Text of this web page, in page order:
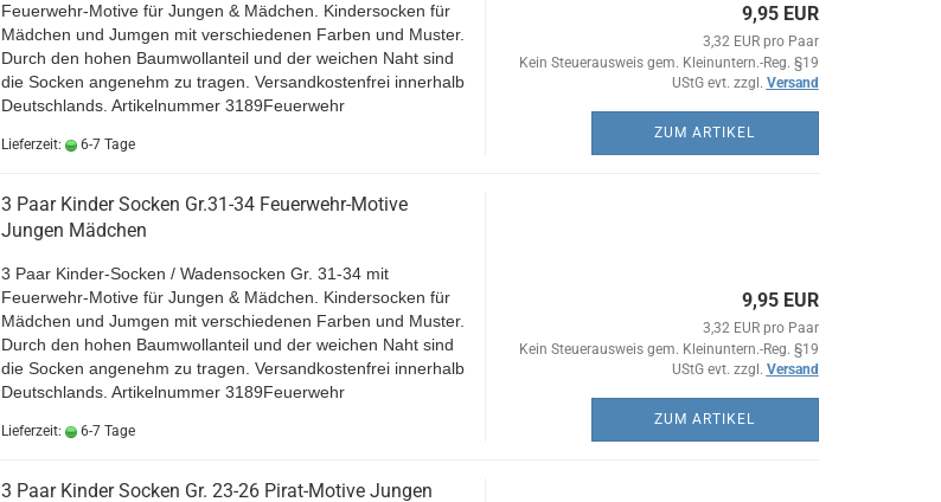
Feuerwehr-Motive für Jungen & Mädchen. Kindersocken für
Mädchen und Jumgen mit verschiedenen Farben und Muster.
Durch den hohen Baumwollanteil und der weichen Naht sind
die Socken angenehm zu tragen. Versandkostenfrei innerhalb
Deutschlands. Artikelnummer 3189Feuerwehr
Lieferzeit: 6-7 Tage
9,95 EUR
3,32 EUR pro Paar
Kein Steuerausweis gem. Kleinuntern.-Reg. §19
UStG evt. zzgl. Versand
ZUM ARTIKEL
3 Paar Kinder Socken Gr.31-34 Feuerwehr-Motive
Jungen Mädchen
3 Paar Kinder-Socken / Wadensocken Gr. 31-34 mit
Feuerwehr-Motive für Jungen & Mädchen. Kindersocken für
Mädchen und Jumgen mit verschiedenen Farben und Muster.
Durch den hohen Baumwollanteil und der weichen Naht sind
die Socken angenehm zu tragen. Versandkostenfrei innerhalb
Deutschlands. Artikelnummer 3189Feuerwehr
Lieferzeit: 6-7 Tage
9,95 EUR
3,32 EUR pro Paar
Kein Steuerausweis gem. Kleinuntern.-Reg. §19
UStG evt. zzgl. Versand
ZUM ARTIKEL
3 Paar Kinder Socken Gr. 23-26 Pirat-Motive Jungen